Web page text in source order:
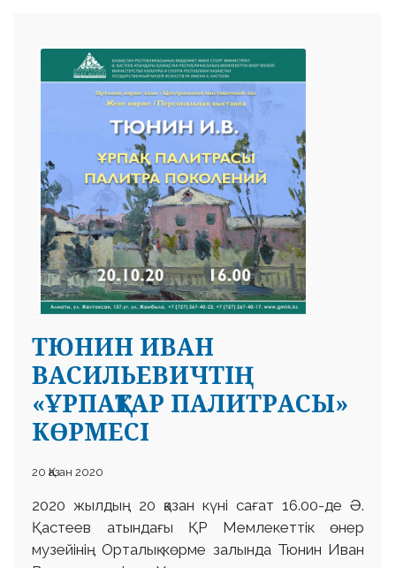
ТЮНИН ИВАН
ВАСИЛЬЕВИЧТІҢ
«ҰРПАҚТАР ПАЛИТРАСЫ»
КӨРМЕСІ
20 Қазан 2020
2020 жылдың 20 қазан күні сағат 16.00-де Ә.
Қастеев атындағы ҚР Мемлекеттік өнер
музейінің Орталық көрме залында Тюнин Иван